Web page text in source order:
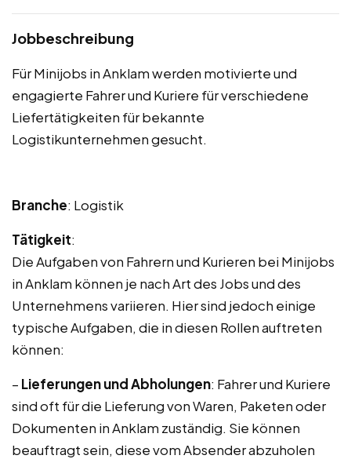
Jobbeschreibung
Für Minijobs in Anklam werden motivierte und
engagierte Fahrer und Kuriere für verschiedene
Liefertätigkeiten für bekannte
Logistikunternehmen gesucht.
Branche: Logistik
Tätigkeit:
Die Aufgaben von Fahrern und Kurieren bei Minijobs
in Anklam können je nach Art des Jobs und des
Unternehmens variieren. Hier sind jedoch einige
typische Aufgaben, die in diesen Rollen auftreten
können:
– Lieferungen und Abholungen: Fahrer und Kuriere
sind oft für die Lieferung von Waren, Paketen oder
Dokumenten in Anklam zuständig. Sie können
beauftragt sein, diese vom Absender abzuholen